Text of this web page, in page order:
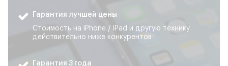
функциональность
Серия погружных блендеров HBF11 оснащена мощным
двигателем мощностью до 700 Вт, обеспечивающим
Гарантия лучшей цены
Стоимость на iPhone / iPad и другую технику
действительно ниже конкурентов
Гарантия 3 года